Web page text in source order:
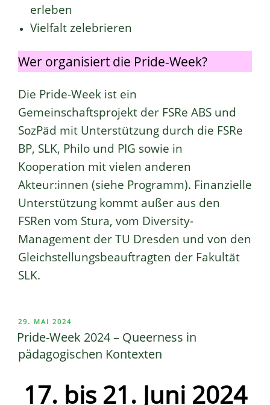
erleben
Vielfalt zelebrieren
Wer organisiert die Pride-Week?
Die Pride-Week ist ein
Gemeinschaftsprojekt der FSRe ABS und
SozPäd mit Unterstützung durch die FSRe
BP, SLK, Philo und PIG sowie in
Kooperation mit vielen anderen
Akteur:innen (siehe Programm). Finanzielle
Unterstützung kommt außer aus den
FSRen vom Stura, vom Diversity-
Management der TU Dresden und von den
Gleichstellungsbeauftragten der Fakultät
SLK.
VERÖFFENTLICHT
AM
29. MAI 2024
Pride-Week 2024 – Queerness in
pädagogischen Kontexten
17. bis 21. Juni 2024